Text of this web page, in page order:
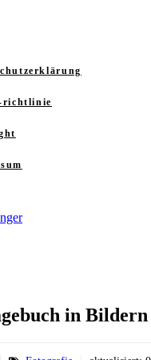
richtlinie
in Bildern